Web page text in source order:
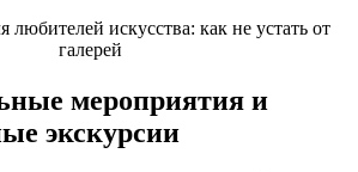
мероприятия и
экскурсии